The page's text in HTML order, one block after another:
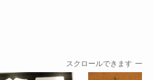
スクロールできます